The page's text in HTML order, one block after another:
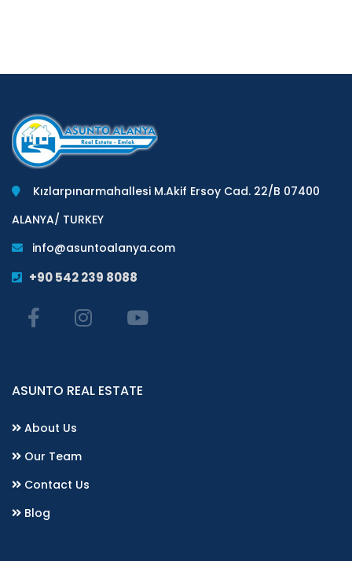
Kızlarpınarmahallesi M.Akif Ersoy Cad. 22/B 07400
ALANYA/ TURKEY
info@asuntoalanya.com
+90 542 239 8088
ASUNTO REAL ESTATE
About Us
Our Team
Contact Us
Blog